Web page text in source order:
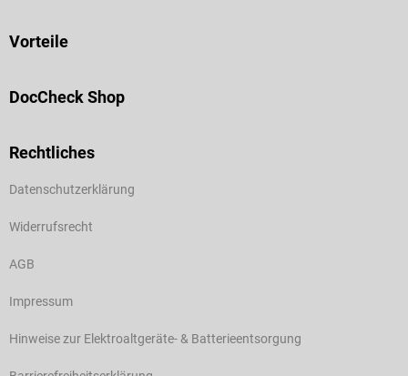
Vorteile
DocCheck Shop
Rechtliches
Datenschutzerklärung
Widerrufsrecht
AGB
Impressum
Hinweise zur Elektroaltgeräte- & Batterieentsorgung